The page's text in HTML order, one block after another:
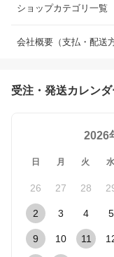
ショップカテゴリ一覧
会社概要（支払・配送
受注・発送カレンダ
2026
日 月 火 水
26 27 28
2 3 4 5
9 10 11